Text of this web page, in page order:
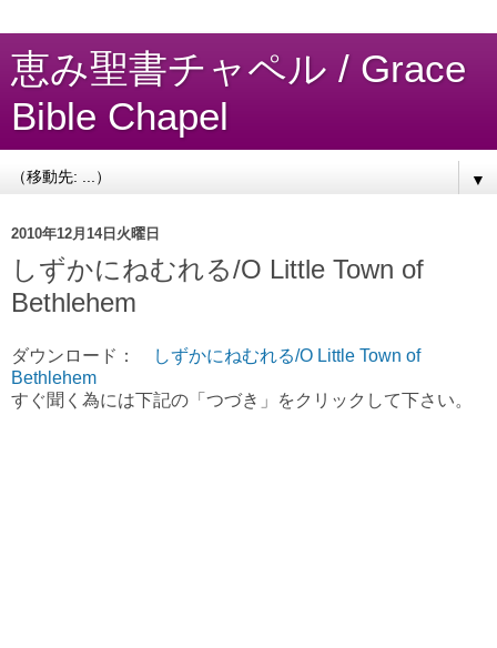
恵み聖書チャペル / Grace
Bible Chapel
▼
2010年12月14日火曜日
しずかにねむれる/O Little Town of
Bethlehem
ダウンロード：
しずかにねむれる/O Little Town of
Bethlehem
すぐ聞く為には下記の「つづき」をクリックして下さい。